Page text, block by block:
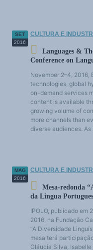
SET
2016
CULTURA E
Languages &
Conference on
November 2–4, 2016,
technologies, global
on-demand services
content is available
growing volume of
more channels than
diverse audiences. As
MAG
2016
CULTURA E
Mesa-redonda
da Língua
IPOLO, publicado em
2016, na Fundação
“A Diversidade
mesa terá
Gláucia Silva,